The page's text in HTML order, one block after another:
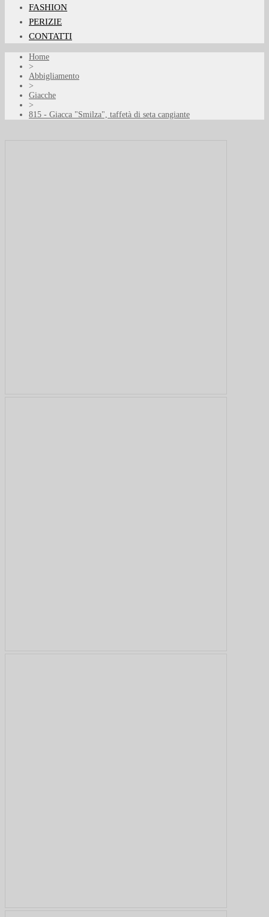
FASHION
PERIZIE
CONTATTI
Home
>
Abbigliamento
>
Giacche
>
815 - Giacca "Smilza", taffetà di seta cangiante